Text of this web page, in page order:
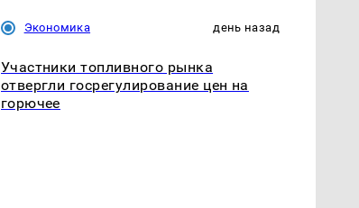
Экономика день назад
Участники топливного рынка
отвергли госрегулирование цен на
горючее